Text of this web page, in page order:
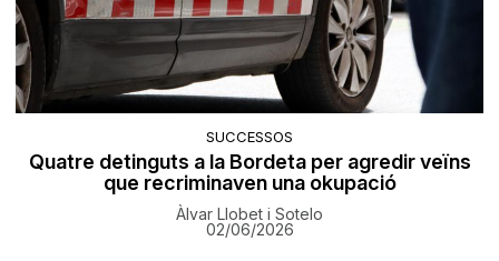
SUCCESSOS
Quatre detinguts a la Bordeta per agredir veïns
que recriminaven una okupació
Àlvar Llobet i Sotelo
02/06/2026